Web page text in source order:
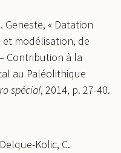
Geneste, « Datation
modélisation, de
Contribution à la
au Paléolithique
spécial, 2014, p. 27-40.
Kolic, C.